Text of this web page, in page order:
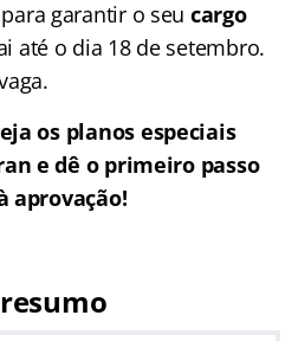
garantir o seu cargo
até o dia 18 de setembro.
os planos especiais
e dê o primeiro passo
aprovação!